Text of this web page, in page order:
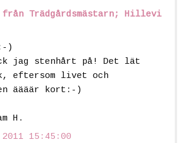
från Trädgårdsmästarn; Hillevi
)
jag stenhårt på! Det lät
eftersom livet och
äääär kort:-)
H.
15:45:00